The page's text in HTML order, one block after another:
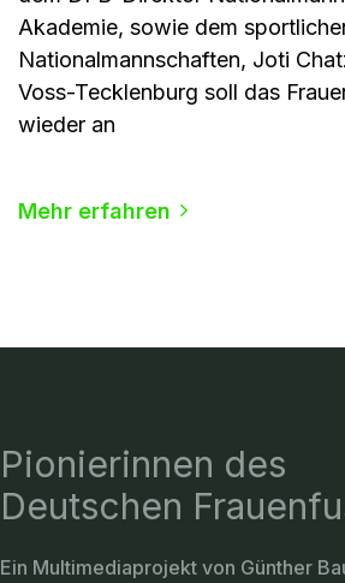
Akademie, sowie dem
Nationalmannschaften, Joti
Voss-Tecklenburg soll das
wieder an
Mehr erfahren
Pionierinnen des
Deutschen
Ein Multimediaprojekt von Günther